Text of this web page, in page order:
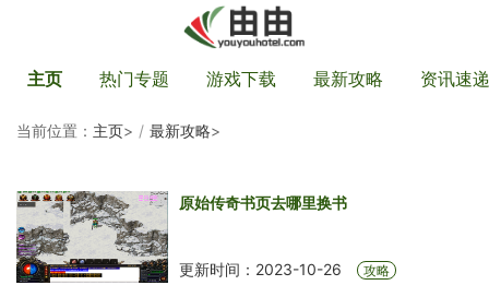
主页 热门专题 游戏下载 最新攻略 资讯速递
当前位置： 主页> 最新攻略>
原始传奇书页去哪里换书
更新时间：2023-10-26 攻略